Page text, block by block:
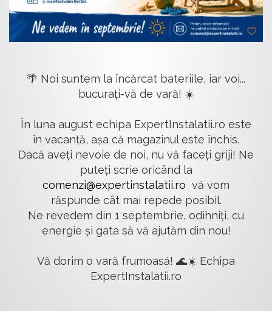
🌴 Noi suntem la încărcat bateriile, iar voi...
bucurați-vă de vară! ☀️
În luna august echipa ExpertInstalatii.ro este
în vacanță, așa că magazinul este închis.
Dacă aveți nevoie de noi, nu vă faceți griji! Ne
puteți scrie oricând la
comenzi@expertinstalatii.ro vă vom
răspunde cât mai repede posibil.
Ne revedem din 1 septembrie, odihniți, cu
energie și gata să vă ajutăm din nou!
Vă dorim o vară frumoasă! 🌊☀️ Echipa
ExpertInstalatii.ro